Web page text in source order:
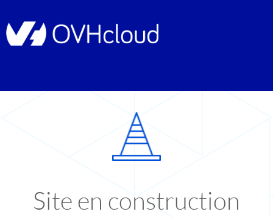
Site en construction